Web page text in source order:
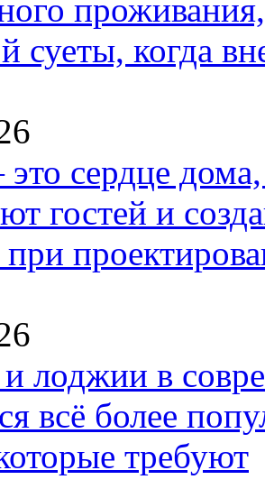
суеты, когда
сердце дома,
гостей и
лоджии в
всё более
требуют